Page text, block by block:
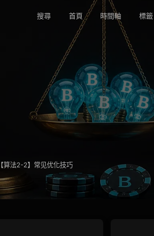
搜尋 首頁 時間軸 標籤
【算法2-2】常见优化技巧